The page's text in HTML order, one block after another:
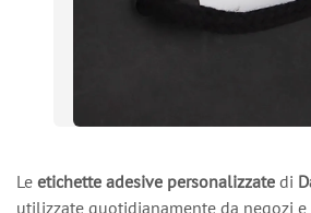
Le etichette adesive personalizzate di
utilizzate quotidianamente da negozi